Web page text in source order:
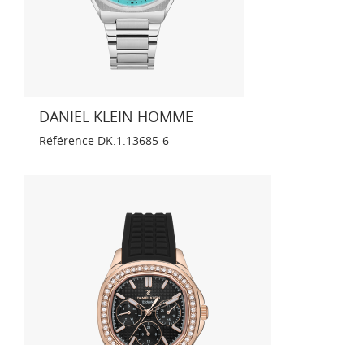
DANIEL KLEIN HOMME
Référence DK.1.13685-6